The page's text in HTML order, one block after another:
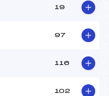
19
97
116
102